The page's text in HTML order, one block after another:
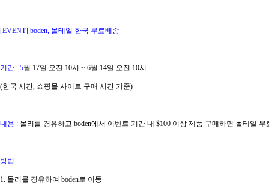
[EVENT] boden, 몰테일 한국 무료배송
기간 : 5월 17일 오전 10시 ~ 6월 14일 오전 10시
(한국 시간, 쇼핑몰 사이트 구매 시간 기준)
내용 : 몰리를 경유하고 boden에서 이벤트 기간 내 $100 이상 제품 구매하면 몰테일 무
방법
1. 몰리를 경유하여 boden로 이동